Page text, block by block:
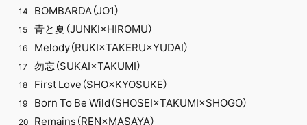
14 BOMBARDA（JO1）
15 青と夏（JUNKI×HIROMU）
16 Melody（RUKI×TAKERU×YUDAI）
17 勿忘（SUKAI×TAKUMI）
18 First Love（SHO×KYOSUKE）
19 Born To Be Wild（SHOSEI×TAKUMI×SHOGO）
20 Remains（REN×MASAYA）